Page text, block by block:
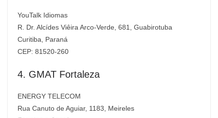
YouTalk Idiomas
R. Dr. Alcídes Viêira Arco-Verde, 681, Guabirotuba
Curitiba, Paraná
CEP: 81520-260
4. GMAT Fortaleza
ENERGY TELECOM
Rua Canuto de Aguiar, 1183, Meireles